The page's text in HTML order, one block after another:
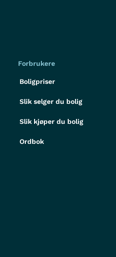
Forbrukere
Boligpriser
Slik selger du bolig
Slik kjøper du bolig
Ordbok